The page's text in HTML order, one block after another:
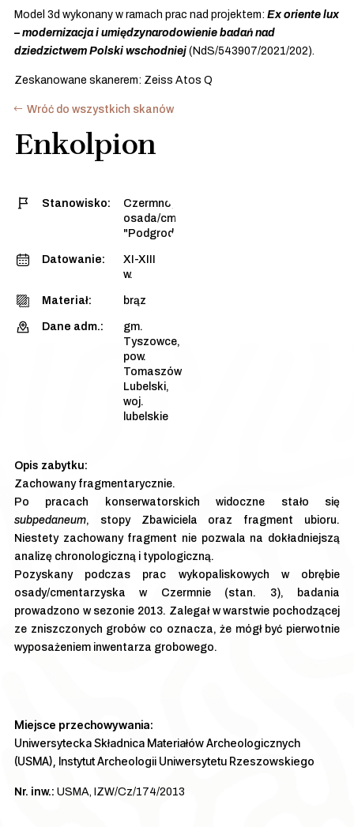
Model 3d wykonany w ramach prac nad projektem: Ex oriente lux
– modernizacja i umiędzynarodowienie badań nad
dziedzictwem Polski wschodniej (NdS/543907/2021/202).
Zeskanowane skanerem: Zeiss Atos Q
Wróć do wszystkich skanów
Enkolpion
Stanowisko:
Czermno, stan. 3 -
osada/cmentarzysko
"Podgrodzie Dalsze"
Datowanie:
XI-XIII
w.
Materiał: brąz
Dane adm.:
gm.
Tyszowce,
pow.
Tomaszów
Lubelski,
woj.
lubelskie
Zachowany fragmentarycznie.
Po pracach konserwatorskich widoczne stało się
subpedaneum, stopy Zbawiciela oraz fragment ubioru.
Niestety zachowany fragment nie pozwala na dokładniejszą
analizę chronologiczną i typologiczną.
Pozyskany podczas prac wykopaliskowych w obrębie
osady/cmentarzyska w Czermnie (stan. 3), badania
prowadzono w sezonie 2013. Zalegał w warstwie pochodzącej
ze zniszczonych grobów co oznacza, że mógł być pierwotnie
wyposażeniem inwentarza grobowego.
Miejsce przechowywania:
Uniwersytecka Składnica Materiałów Archeologicznych
(USMA), Instytut Archeologii Uniwersytetu Rzeszowskiego
Nr. inw.: USMA, IZW/Cz/174/2013